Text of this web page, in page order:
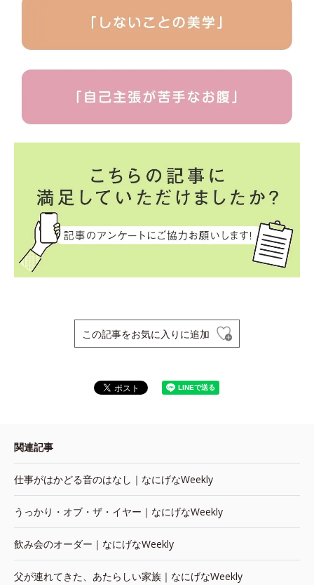
この記事をお気に入りに追加
関連記事
仕事がはかどる音のはなし｜なにげなWeekly
うっかり・オブ・ザ・イヤー｜なにげなWeekly
飲み会のオーダー｜なにげなWeekly
父が連れてきた、あたらしい家族｜なにげなWeekly